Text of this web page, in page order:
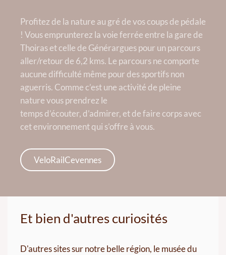
Profitez de la nature au gré de vos coups de pédale
! Vous emprunterez la voie ferrée entre la gare de
Thoiras et celle de Générargues pour un parcours
aller/retour de 6,2 kms. Le parcours ne comporte
aucune difficulté même pour des sportifs non
aguerris. Comme c’est une activité de pleine
nature vous prendrez le
temps d’écouter, d’admirer, et de faire corps avec
cet environnement qui s’offre à vous.
VeloRailCevennes
Et bien d'autres curiosités
D'autres sites sur notre belle région, le musée du